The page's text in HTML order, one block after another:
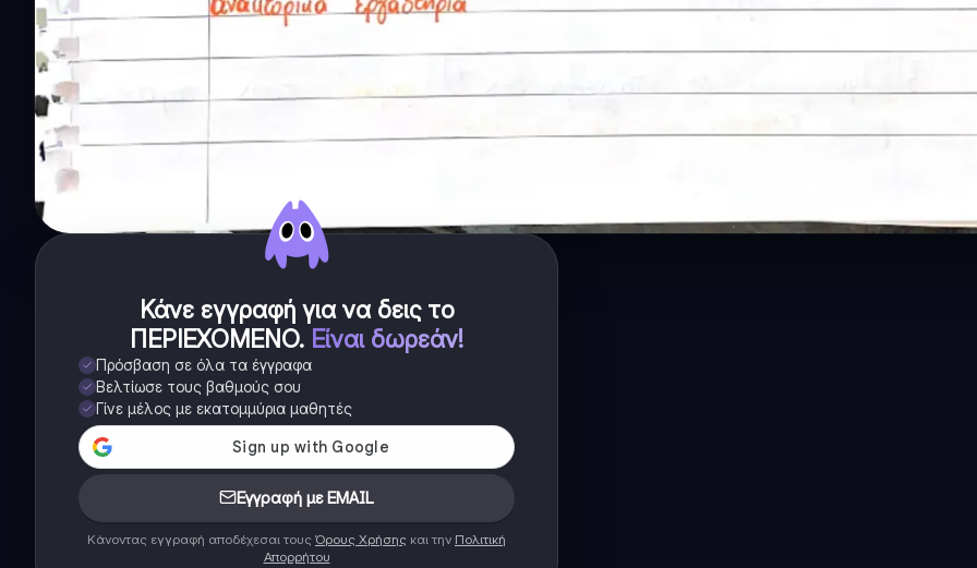
Κάνε εγγραφή για να δεις το
ΠΕΡΙΕΧΟΜΕΝΟ. Είναι δωρεάν!
Πρόσβαση σε όλα τα έγγραφα
Βελτίωσε τους βαθμούς σου
Γίνε μέλος με εκατομμύρια μαθητές
Εγγραφή με EMAIL
Κάνοντας εγγραφή αποδέχεσαι τους Όρους Χρήσης και την Πολιτική
Απορρήτου